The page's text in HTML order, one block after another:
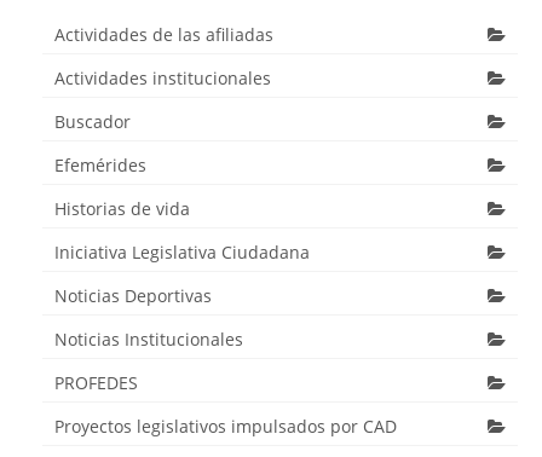
Actividades de las afiliadas
Actividades institucionales
Buscador
Efemérides
Historias de vida
Iniciativa Legislativa Ciudadana
Noticias Deportivas
Noticias Institucionales
PROFEDES
Proyectos legislativos impulsados por CAD